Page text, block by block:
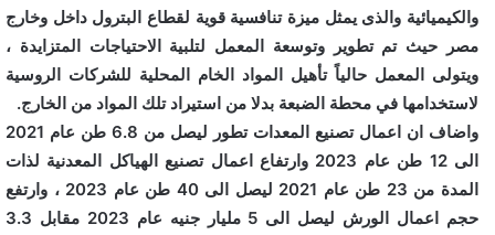
والكيميائية والذى يمثل ميزة تنافسية قوية لقطاع البترول داخل وخارج
مصر حيث تم تطوير وتوسعة المعمل لتلبية الاحتياجات المتزايدة ،
ويتولى المعمل حالياً تأهيل المواد الخام المحلية للشركات الروسية
لاستخدامها في محطة الضبعة بدلا من استيراد تلك المواد من الخارج.
واضاف ان اعمال تصنيع المعدات تطور ليصل من 6.8 طن عام 2021
الى 12 طن عام 2023 وارتفاع اعمال تصنيع الهياكل المعدنية لذات
المدة من 23 طن عام 2021 ليصل الى 40 طن عام 2023 ، وارتفع
حجم اعمال الورش ليصل الى 5 مليار جنيه عام 2023 مقابل 3.3